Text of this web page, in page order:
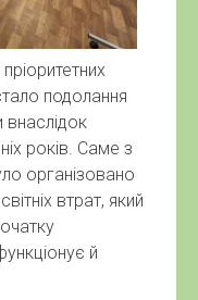
подолання
внаслідок
років. Саме з
організовано
втрат, який
й